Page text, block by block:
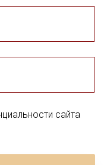
сайта